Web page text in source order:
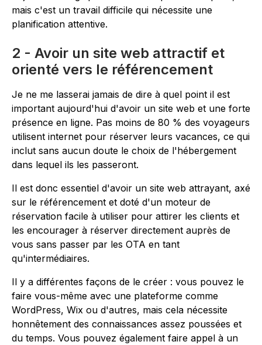
mais c'est un travail difficile qui nécessite une
planification attentive.
2 - Avoir un site web attractif et
orienté vers le référencement
Je ne me lasserai jamais de dire à quel point il est
important aujourd'hui d'avoir un site web et une forte
présence en ligne. Pas moins de 80 % des voyageurs
utilisent internet pour réserver leurs vacances, ce qui
inclut sans aucun doute le choix de l'hébergement
dans lequel ils les passeront.
Il est donc essentiel d'avoir un site web attrayant, axé
sur le référencement et doté d'un moteur de
réservation facile à utiliser pour attirer les clients et
les encourager à réserver directement auprès de
vous sans passer par les OTA en tant
qu'intermédiaires.
Il y a différentes façons de le créer : vous pouvez le
faire vous-même avec une plateforme comme
WordPress, Wix ou d'autres, mais cela nécessite
honnêtement des connaissances assez poussées et
du temps. Vous pouvez également faire appel à un